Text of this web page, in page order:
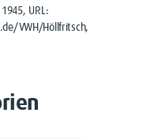
URL:
VWH/Höllfritsch,